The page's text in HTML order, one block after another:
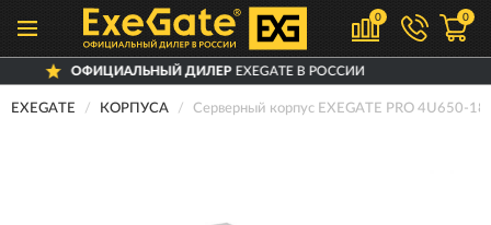
0 0
ДИЛЕРEXEGATE В РОССИИ
EXEGATE КОРПУСА Серверный корпус EXEGATE PRO 4U650-